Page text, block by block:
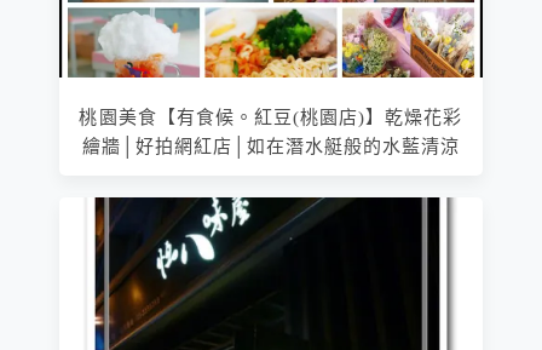
桃園美食【有食候。紅豆(桃園店)】乾燥花彩
繪牆│好拍網紅店│如在潛水艇般的水藍清涼